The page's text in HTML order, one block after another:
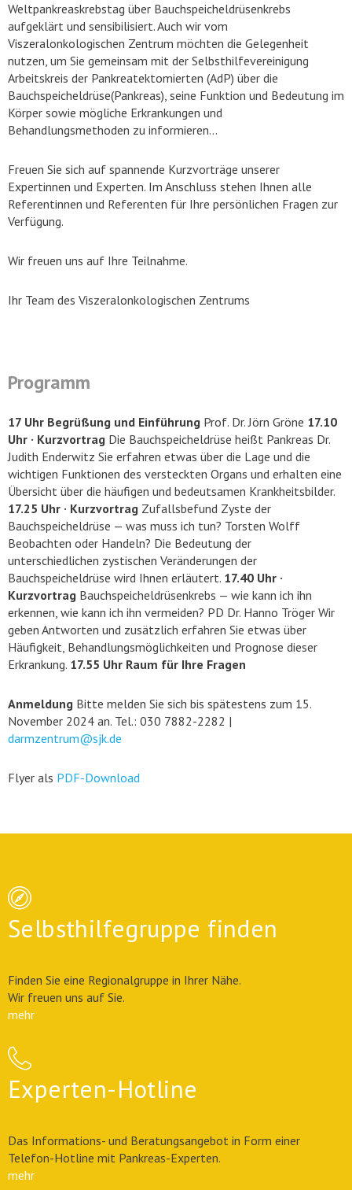
Weltpankreaskrebstag über Bauchspeicheldrüsenkrebs
aufgeklärt und sensibilisiert. Auch wir vom
Viszeralonkologischen Zentrum möchten die Gelegenheit
nutzen, um Sie gemeinsam mit der Selbsthilfevereinigung
Arbeitskreis der Pankreatektomierten (AdP) über die
Bauchspeicheldrüse(Pankreas), seine Funktion und Bedeutung im
Körper sowie mögliche Erkrankungen und
Behandlungsmethoden zu informieren…
Freuen Sie sich auf spannende Kurzvorträge unserer
Expertinnen und Experten. Im Anschluss stehen Ihnen alle
Referentinnen und Referenten für Ihre persönlichen Fragen zur
Verfügung.
Wir freuen uns auf Ihre Teilnahme.
Ihr Team des Viszeralonkologischen Zentrums
Programm
17 Uhr Begrüßung und Einführung Prof. Dr. Jörn Gröne 17.10
Uhr · Kurzvortrag Die Bauchspeicheldrüse heißt Pankreas Dr.
Judith Enderwitz Sie erfahren etwas über die Lage und die
wichtigen Funktionen des versteckten Organs und erhalten eine
Übersicht über die häufigen und bedeutsamen Krankheitsbilder.
17.25 Uhr · Kurzvortrag Zufallsbefund Zyste der
Bauchspeicheldrüse — was muss ich tun? Torsten Wolff
Beobachten oder Handeln? Die Bedeutung der
unterschiedlichen zystischen Veränderungen der
Bauchspeicheldrüse wird Ihnen erläutert. 17.40 Uhr ·
Kurzvortrag Bauchspeicheldrüsenkrebs — wie kann ich ihn
erkennen, wie kann ich ihn vermeiden? PD Dr. Hanno Tröger Wir
geben Antworten und zusätzlich erfahren Sie etwas über
Häufigkeit, Behandlungsmöglichkeiten und Prognose dieser
Erkrankung. 17.55 Uhr Raum für Ihre Fragen
Anmeldung Bitte melden Sie sich bis spätestens zum 15.
November 2024 an. Tel.: 030 7882-2282 |
darmzentrum@sjk.de
Flyer als PDF-Download
Selbsthilfegruppe finden
Finden Sie eine Regionalgruppe in Ihrer Nähe.
Wir freuen uns auf Sie.
mehr
Experten-Hotline
Das Informations- und Beratungsangebot in Form einer
Telefon-Hotline mit Pankreas-Experten.
mehr